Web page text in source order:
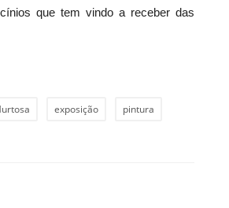
que tem vindo a receber das
exposição pintura